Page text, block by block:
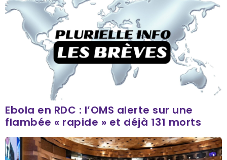
Ebola en RDC : l’OMS alerte sur une
flambée « rapide » et déjà 131 morts